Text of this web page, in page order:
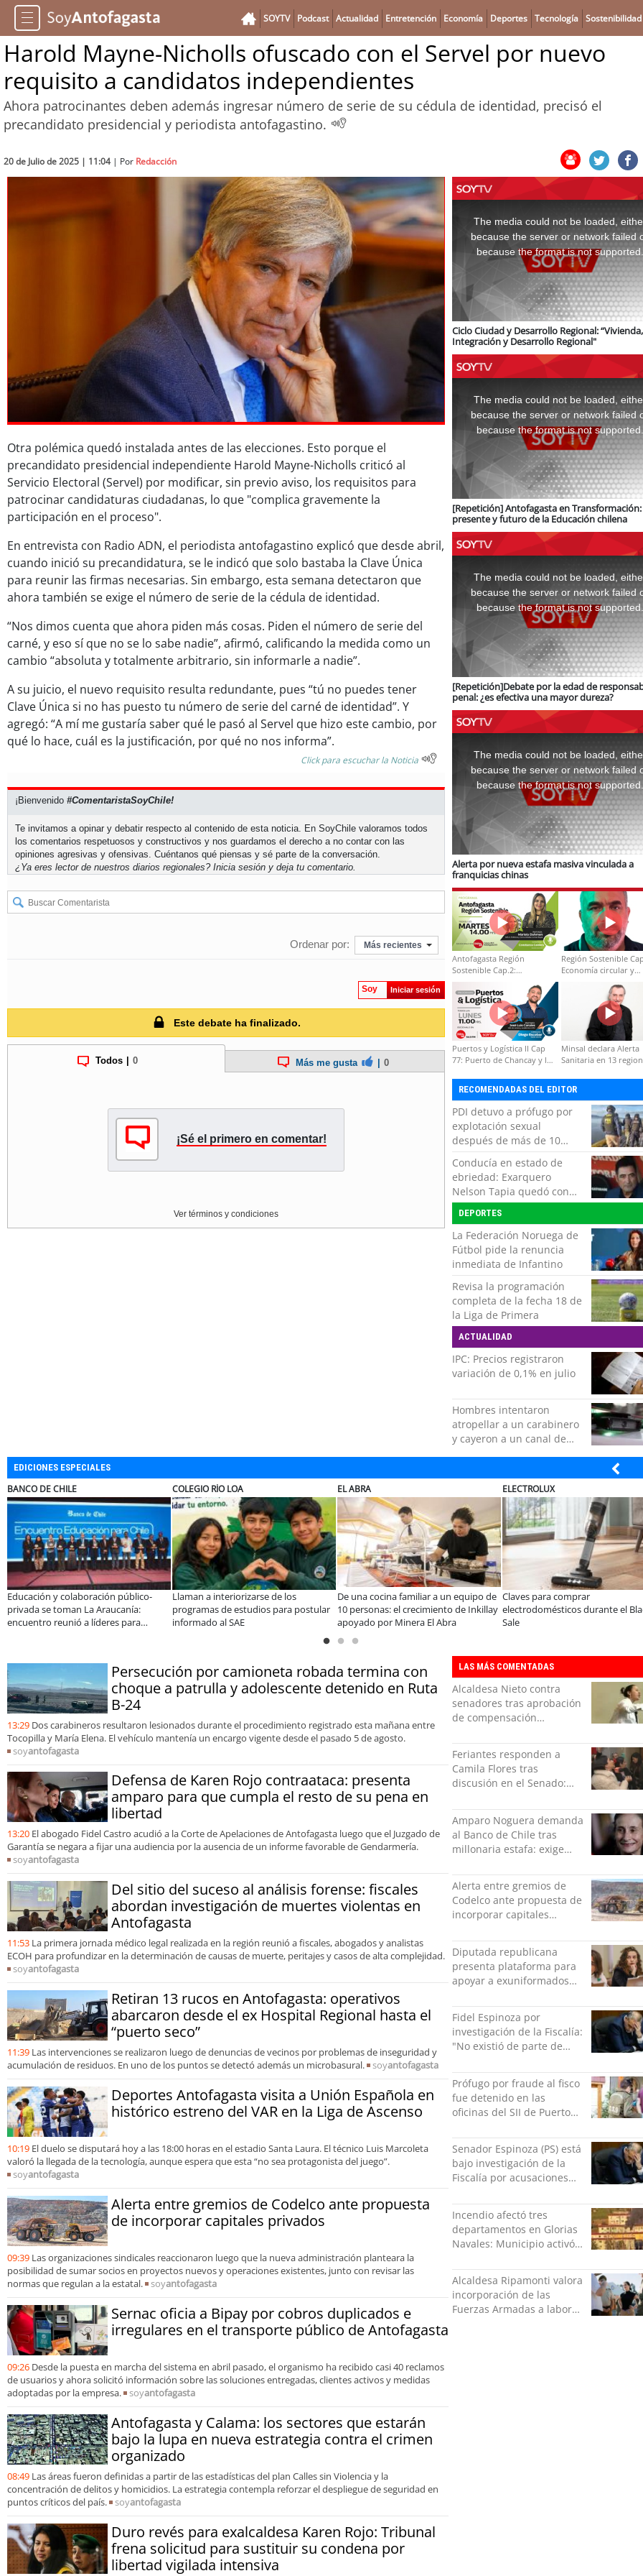
SOYTV Podcast Actualidad Entretención Economía Deportes Tecnología Sostenibilidad
Harold Mayne-Nicholls ofuscado con el Servel por nuevo
requisito a candidatos independientes
Ahora patrocinantes deben además ingresar número de serie de su cédula de identidad, precisó el
precandidato presidencial y periodista antofagastino.
20 de Julio de 2025 | 11:04| Por Redacción
Otra polémica quedó instalada antes de las elecciones. Esto porque el
precandidato presidencial independiente Harold Mayne-Nicholls criticó al
Servicio Electoral (Servel) por modificar, sin previo aviso, los requisitos para
patrocinar candidaturas ciudadanas, lo que "complica gravemente la
participación en el proceso".
En entrevista con Radio ADN, el periodista antofagastino explicó que desde abril,
cuando inició su precandidatura, se le indicó que solo bastaba la Clave Única
para reunir las firmas necesarias. Sin embargo, esta semana detectaron que
ahora también se exige el número de serie de la cédula de identidad.
“Nos dimos cuenta que ahora piden más cosas. Piden el número de serie del
carné, y eso sí que no se lo sabe nadie”, afirmó, calificando la medida como un
cambio “absoluta y totalmente arbitrario, sin informarle a nadie”.
A su juicio, el nuevo requisito resulta redundante, pues “tú no puedes tener
Clave Única si no has puesto tu número de serie del carné de identidad”. Y
agregó: “A mí me gustaría saber qué le pasó al Servel que hizo este cambio, por
qué lo hace, cuál es la justificación, por qué no nos informa”.
Click para escuchar la Noticia
¡Bienvenido #ComentaristaSoyChile!
Te invitamos a opinar y debatir respecto al contenido de esta noticia. En SoyChile valoramos todos
los comentarios respetuosos y constructivos y nos guardamos el derecho a no contar con las
opiniones agresivas y ofensivas. Cuéntanos qué piensas y sé parte de la conversación.
¿Ya eres lector de nuestros diarios regionales? Inicia sesión y deja tu comentario.
Ordenar por: Más recientes
Soy Iniciar sesión
Este debate ha finalizado.
Todos 0 Más me gusta 0
¡Sé el primero en comentar!
Ver términos y condiciones
window.
The media could not be loaded,
because the server or network failed
because the format is not supported.
Ciclo Ciudad y Desarrollo Regional: “Vivienda,
Integración y Desarrollo Regional"
window.
The media could not be loaded,
because the server or network failed
because the format is not supported.
[Repetición] Antofagasta en Transformación:
presente y futuro de la Educación chilena
window.
The media could not be loaded,
because the server or network failed
because the format is not supported.
[Repetición]Debate por la edad de
penal: ¿es efectiva una mayor dureza?
window.
The media could not be loaded,
because the server or network failed
because the format is not supported.
Alerta por nueva estafa masiva vinculada a
franquicias chinas
Antofagasta Región
Sostenible Cap.2:
Educación ambiental y
formación de capacidades
técnicas
Región Sostenible
Economía circular y
Puertos y Logística II Cap
77: Puerto de Chancay y la
Minsal declara Alerta
Sanitaria en 13
RECOMENDADAS DEL EDITOR
PDI detuvo a prófugo por
explotación sexual
después de más de 10
horas de navegación en la
zona austral
Conducía en estado de
ebriedad: Exarquero
Nelson Tapia quedó con
lesiones graves tras
accidente vehicular
DEPORTES
La Federación Noruega de
Fútbol pide la renuncia
inmediata de Infantino
Revisa la programación
completa de la fecha 18 de
la Liga de Primera
ACTUALIDAD
IPC: Precios registraron
variación de 0,1% en julio
Hombres intentaron
atropellar a un carabinero
y cayeron a un canal de
EDICIONES ESPECIALES
a un equipo de
de Inkillay
El Abra
Claves para comprar
electrodomésticos durante el Black
Sale
A dos años de la Ley Karin:
especialistas afirman que el desafío es
consolidar un cambio cultural en las
¿Qué buscan hoy las familias en la
tecnología para el hogar?
JAC renueva
en el minibús
Persecución por camioneta robada termina con
choque a patrulla y adolescente detenido en Ruta
B-24
13:29 Dos carabineros resultaron lesionados durante el procedimiento registrado esta mañana entre
Tocopilla y María Elena. El vehículo mantenía un encargo vigente desde el pasado 5 de agosto.
soyantofagasta
Defensa de Karen Rojo contraataca: presenta
amparo para que cumpla el resto de su pena en
libertad
13:20 El abogado Fidel Castro acudió a la Corte de Apelaciones de Antofagasta luego que el Juzgado de
Garantía se negara a fijar una audiencia por la ausencia de un informe favorable de Gendarmería.
soyantofagasta
Del sitio del suceso al análisis forense: fiscales
abordan investigación de muertes violentas en
Antofagasta
11:53 La primera jornada médico legal realizada en la región reunió a fiscales, abogados y analistas
ECOH para profundizar en la determinación de causas de muerte, peritajes y casos de alta complejidad.
soyantofagasta
Retiran 13 rucos en Antofagasta: operativos
abarcaron desde el ex Hospital Regional hasta el
“puerto seco”
11:39 Las intervenciones se realizaron luego de denuncias de vecinos por problemas de inseguridad y
acumulación de residuos. En uno de los puntos se detectó además un microbasural.
soyantofagasta
Deportes Antofagasta visita a Unión Española en
histórico estreno del VAR en la Liga de Ascenso
10:19 El duelo se disputará hoy a las 18:00 horas en el estadio Santa Laura. El técnico Luis Marcoleta
valoró la llegada de la tecnología, aunque espera que esta “no sea protagonista del juego”.
soyantofagasta
Alerta entre gremios de Codelco ante propuesta
de incorporar capitales privados
09:39 Las organizaciones sindicales reaccionaron luego que la nueva administración planteara la
posibilidad de sumar socios en proyectos nuevos y operaciones existentes, junto con revisar las
normas que regulan a la estatal.
soyantofagasta
Sernac oficia a Bipay por cobros duplicados e
irregulares en el transporte público de Antofagasta
09:26 Desde la puesta en marcha del sistema en abril pasado, el organismo ha recibido casi 40 reclamos
de usuarios y ahora solicitó información sobre las soluciones entregadas, clientes activos y medidas
adoptadas por la empresa.
soyantofagasta
Antofagasta y Calama: los sectores que estarán
bajo la lupa en nueva estrategia contra el crimen
organizado
08:49 Las áreas fueron definidas a partir de las estadísticas del plan Calles sin Violencia y la
concentración de delitos y homicidios. La estrategia contempla reforzar el despliegue de seguridad en
puntos críticos del país.
soyantofagasta
Duro revés para exalcaldesa Karen Rojo: Tribunal
frena solicitud para sustituir su condena por
libertad vigilada intensiva
LAS MÁS COMENTADAS
Alcaldesa Nieto contra
senadores tras aprobación
de compensación
indolente"
Feriantes responden a
Camila Flores tras
discusión en el Senado:
orgullo”
Amparo Noguera demanda
al Banco de Chile tras
millonaria estafa: exige
Alerta entre gremios de
Codelco ante propuesta de
incorporar capitales
Diputada republicana
presenta plataforma para
apoyar a exuniformados
social
Fidel Espinoza por
investigación de la Fiscalía:
"No existió de parte de
violencia física ni verbal"
Prófugo por fraude al fisco
fue detenido en las
oficinas del SII de Puerto
facturas
Senador Espinoza (PS) está
bajo investigación de la
Fiscalía por acusaciones
su pareja
Incendio afectó tres
departamentos en Glorias
Navales: Municipio activó
damnificadas
Alcaldesa Ripamonti valora
incorporación de las
Fuerzas Armadas a labores